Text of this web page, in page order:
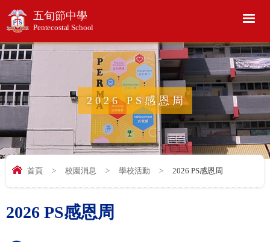
五旬節中學
Pentecostal School
2026 PS感恩周
首頁 > 校園消息 > 學校活動 > 2026 PS感恩周
2026 PS感恩周